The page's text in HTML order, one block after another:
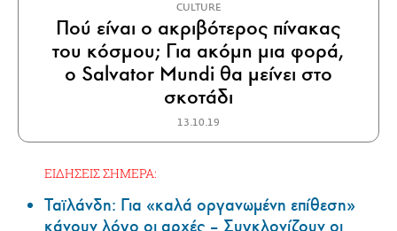
CULTURE
Πού είναι ο ακριβότερος πίνακας
του κόσμου; Για ακόμη μια φορά,
ο Salvator Mundi θα μείνει στο
σκοτάδι
13.10.19
ΕΙΔΗΣΕΙΣ ΣΗΜΕΡΑ:
Ταϊλάνδη: Για «καλά οργανωμένη επίθεση»